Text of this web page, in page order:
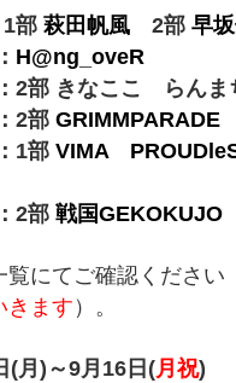
部 萩田帆風 2部 早
H@ng_oveR
2部 きなここ らんま
2部 GRIMMPARADE
1部 VIMA
2部 戦国GEKOKUJO
にてご確認ください
きます ）。
(月)～9月16日(月祝)